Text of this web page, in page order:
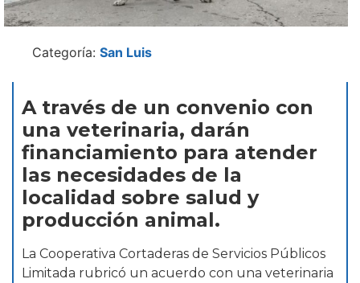
Categoría: San Luis
A través de un convenio con
una veterinaria, darán
financiamiento para atender
las necesidades de la
localidad sobre salud y
producción animal.
La Cooperativa Cortaderas de Servicios Públicos
Limitada rubricó un acuerdo con una veterinaria